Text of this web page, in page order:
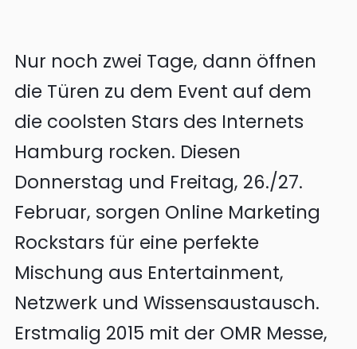
Nur noch zwei Tage, dann öffnen
die Türen zu dem Event auf dem
die coolsten Stars des Internets
Hamburg rocken. Diesen
Donnerstag und Freitag, 26./27.
Februar, sorgen Online Marketing
Rockstars für eine perfekte
Mischung aus Entertainment,
Netzwerk und Wissensaustausch.
Erstmalig 2015 mit der OMR Messe,